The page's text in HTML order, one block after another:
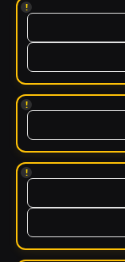
!
!
!